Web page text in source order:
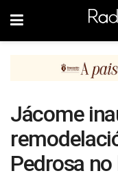
Jácome
Pedrosa